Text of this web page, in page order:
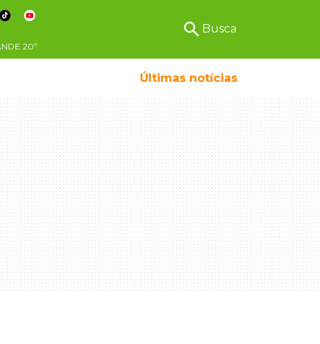
20º
search Busca
Últimas notícias